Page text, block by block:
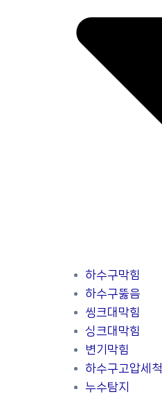
하수구막힘
하수구뚫음
씽크대막힘
싱크대막힘
변기막힘
하수구고압세척
누수탐지